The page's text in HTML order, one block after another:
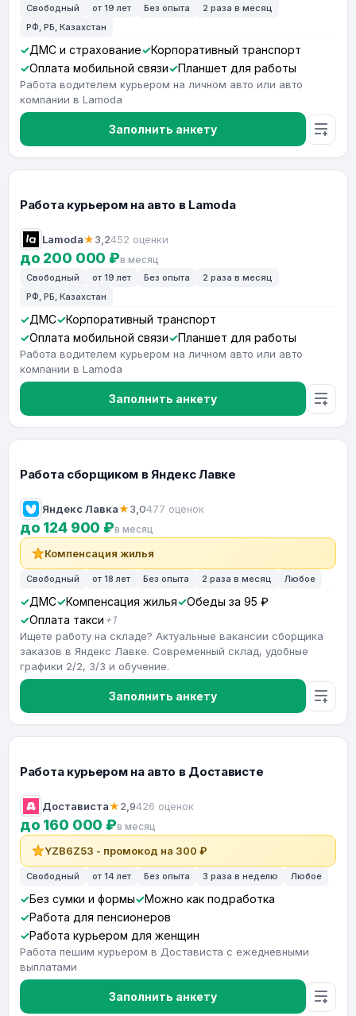
Свободный от 19 лет Без опыта
2 раза в месяц
РФ, РБ, Казахстан
ДМС и страхование
Корпоративный транспорт
Оплата мобильной связи
Планшет для работы
Работа водителем курьером на личном авто или авто
компании в Lamoda
Заполнить анкету
Работа курьером на авто в Lamoda
Lamoda★3,2452 оценки
до 200 000 ₽в месяц
Свободный от 19 лет Без опыта
2 раза в месяц
РФ, РБ, Казахстан
ДМС
Корпоративный транспорт
Оплата мобильной связи
Планшет для работы
Работа водителем курьером на личном авто или авто
компании в Lamoda
Заполнить анкету
Работа сборщиком в Яндекс Лавке
Яндекс Лавка★3,0477 оценок
до 124 900 ₽в месяц
Компенсация жилья
Свободный от 18 лет Без опыта 2 раза в месяц Любое
ДМС Компенсация жилья
Обеды за 95 ₽
Оплата такси +1
Ищете работу на складе? Актуальные вакансии сборщика
заказов в Яндекс Лавке. Современный склад, удобные
графики 2/2, 3/3 и обучение.
Заполнить анкету
Работа курьером на авто в Достависте
Достависта★2,9426 оценок
до 160 000 ₽в месяц
YZB6Z53 - промокод на 300 ₽
Свободный от 14 лет Без опыта 3 раза в неделю Любое
Без сумки и формы
Можно как подработка
Работа для пенсионеров
Работа курьером для женщин
Работа пешим курьером в Достависта с ежедневными
выплатами
Заполнить анкету